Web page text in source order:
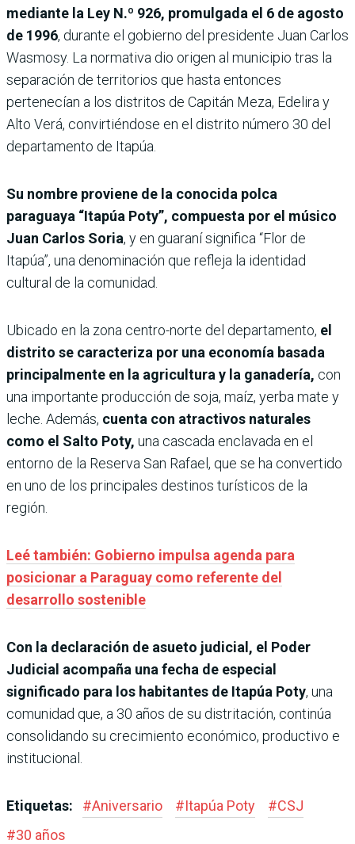
mediante la Ley N.º 926, promulgada el 6 de agosto
de 1996, durante el gobierno del presidente Juan Carlos
Wasmosy. La normativa dio origen al municipio tras la
separación de territorios que hasta entonces
pertenecían a los distritos de Capitán Meza, Edelira y
Alto Verá, convirtiéndose en el distrito número 30 del
departamento de Itapúa.
Su nombre proviene de la conocida polca
paraguaya “Itapúa Poty”, compuesta por el músico
Juan Carlos Soria, y en guaraní significa “Flor de
Itapúa”, una denominación que refleja la identidad
cultural de la comunidad.
Ubicado en la zona centro-norte del departamento, el
distrito se caracteriza por una economía basada
principalmente en la agricultura y la ganadería, con
una importante producción de soja, maíz, yerba mate y
leche. Además, cuenta con atractivos naturales
como el Salto Poty, una cascada enclavada en el
entorno de la Reserva San Rafael, que se ha convertido
en uno de los principales destinos turísticos de la
región.
Leé también: Gobierno impulsa agenda para
posicionar a Paraguay como referente del
desarrollo sostenible
Con la declaración de asueto judicial, el Poder
Judicial acompaña una fecha de especial
significado para los habitantes de Itapúa Poty, una
comunidad que, a 30 años de su distritación, continúa
consolidando su crecimiento económico, productivo e
institucional.
Etiquetas: #Aniversario #Itapúa Poty #CSJ
#30 años